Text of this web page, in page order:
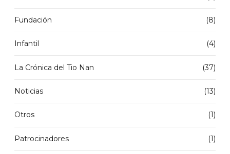
Fundación (8)
Infantil (4)
La Crónica del Tio Nan (37)
Noticias (13)
Otros (1)
Patrocinadores (1)